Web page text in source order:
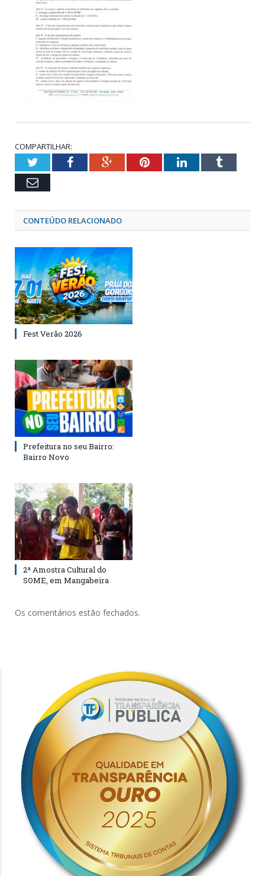
COMPARTILHAR:
TwitterFacebookGoogle+PinterestLinkedInTumblr
Email
CONTEÚDO RELACIONADO
Fest Verão 2026
Prefeitura no seu Bairro:
Bairro Novo
2ª Amostra Cultural do
SOME, em Mangabeira
Os comentários estão fechados.